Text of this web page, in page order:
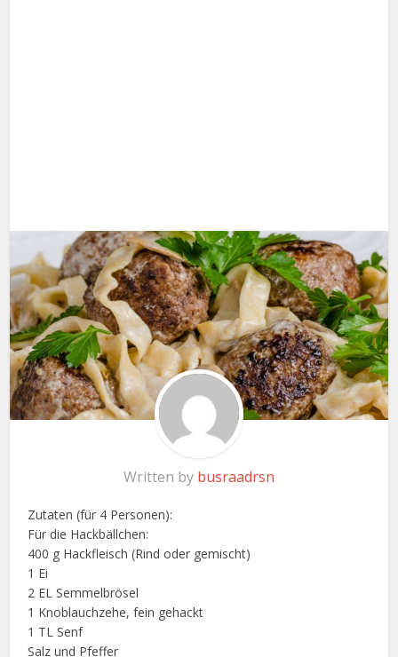
Written by busraadrsn
Zutaten (für 4 Personen):
Für die Hackbällchen:
400 g Hackfleisch (Rind oder gemischt)
1 Ei
2 EL Semmelbrösel
1 Knoblauchzehe, fein gehackt
1 TL Senf
Salz und Pfeffer